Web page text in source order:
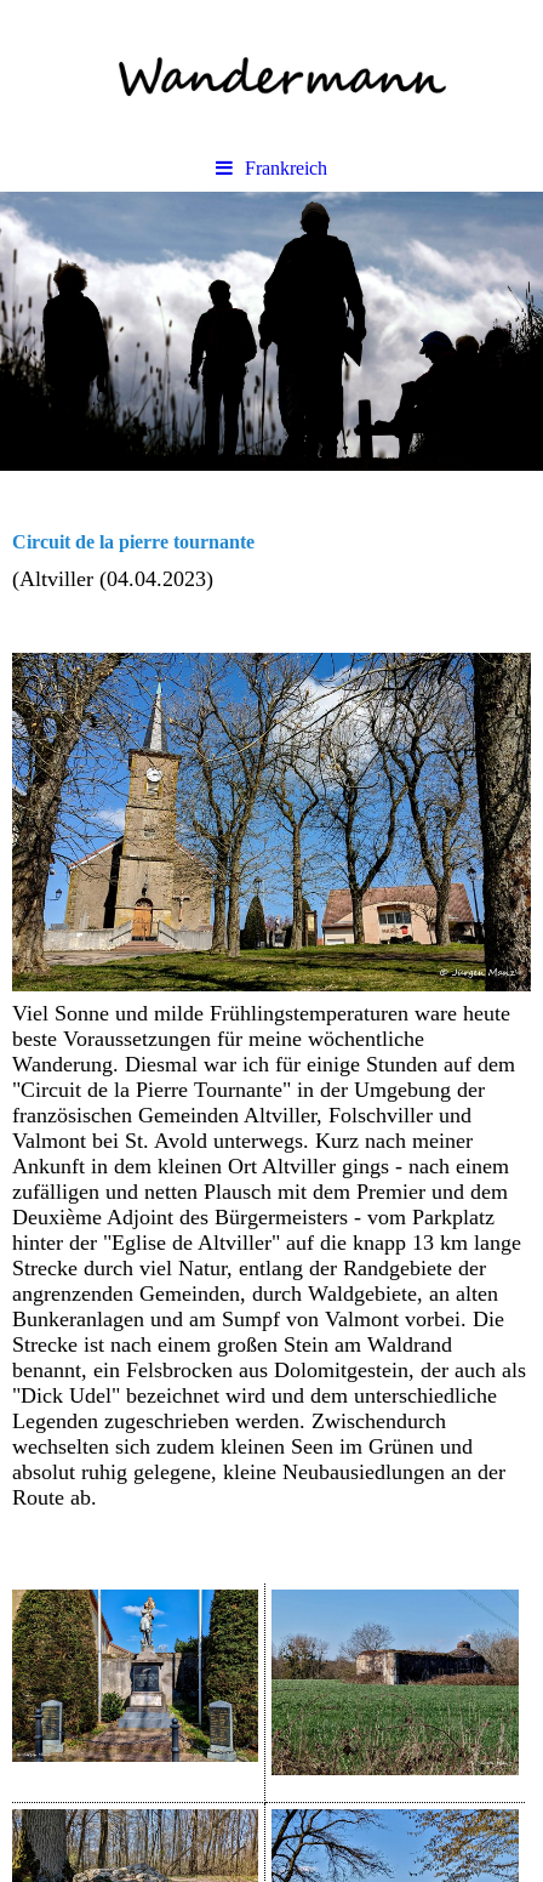
Frankreich
Circuit de la pierre tournante
(Altviller (04.04.2023)
Viel Sonne und milde Frühlingstemperaturen ware heute
beste Voraussetzungen für meine wöchentliche
Wanderung. Diesmal war ich für einige Stunden auf dem
"Circuit de la Pierre Tournante" in der Umgebung der
französischen Gemeinden Altviller, Folschviller und
Valmont bei St. Avold unterwegs. Kurz nach meiner
Ankunft in dem kleinen Ort Altviller gings - nach einem
zufälligen und netten Plausch mit dem Premier und dem
Deuxième Adjoint des Bürgermeisters - vom Parkplatz
hinter der "Eglise de Altviller" auf die knapp 13 km lange
Strecke durch viel Natur, entlang der Randgebiete der
angrenzenden Gemeinden, durch Waldgebiete, an alten
Bunkeranlagen und am Sumpf von Valmont vorbei. Die
Strecke ist nach einem großen Stein am Waldrand
benannt, ein Felsbrocken aus Dolomitgestein, der auch als
"Dick Udel" bezeichnet wird und dem unterschiedliche
Legenden zugeschrieben werden. Zwischendurch
wechselten sich zudem kleinen Seen im Grünen und
absolut ruhig gelegene, kleine Neubausiedlungen an der
Route ab.